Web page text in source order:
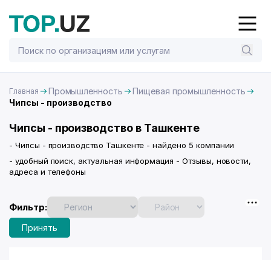
Главная Промышленность
Пищевая промышленность
Чипсы - производство
Чипсы - производство в Ташкенте
- Чипсы - производство Ташкенте - найдено 5 компании
- удобный поиск, актуальная информация - Отзывы, новости,
адреса и телефоны
Фильтр:
Принять